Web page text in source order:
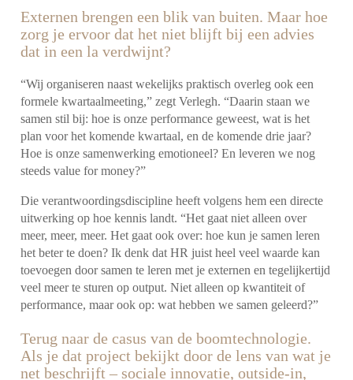
Externen brengen een blik van buiten. Maar hoe
zorg je ervoor dat het niet blijft bij een advies
dat in een la verdwijnt?
“Wij organiseren naast wekelijks praktisch overleg ook een
formele kwartaalmeeting,” zegt Verlegh. “Daarin staan we
samen stil bij: hoe is onze performance geweest, wat is het
plan voor het komende kwartaal, en de komende drie jaar?
Hoe is onze samenwerking emotioneel? En leveren we nog
steeds value for money?”
Die verantwoordingsdiscipline heeft volgens hem een directe
uitwerking op hoe kennis landt. “Het gaat niet alleen over
meer, meer, meer. Het gaat ook over: hoe kun je samen leren
het beter te doen? Ik denk dat HR juist heel veel waarde kan
toevoegen door samen te leren met je externen en tegelijkertijd
veel meer te sturen op output. Niet alleen op kwantiteit of
performance, maar ook op: wat hebben we samen geleerd?”
Terug naar de casus van de boomtechnologie.
Als je dat project bekijkt door de lens van wat je
net beschrijft – sociale innovatie, outside-in,